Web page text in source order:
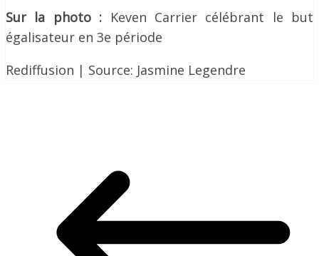
Sur la photo : Keven Carrier célébrant le but
égalisateur en 3e période
Rediffusion | Source: Jasmine Legendre